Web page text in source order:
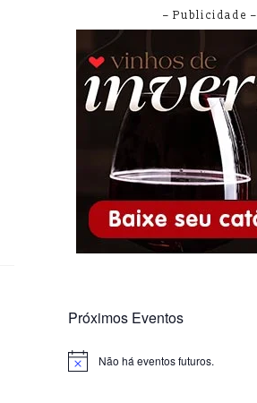
– Publicidade –
Próximos Eventos
Notice Não há eventos futuros.